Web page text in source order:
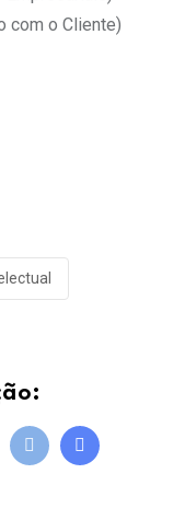
com o Cliente)